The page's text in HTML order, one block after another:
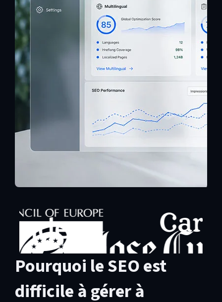
Pourquoi le SEO est
difficile à gérer à